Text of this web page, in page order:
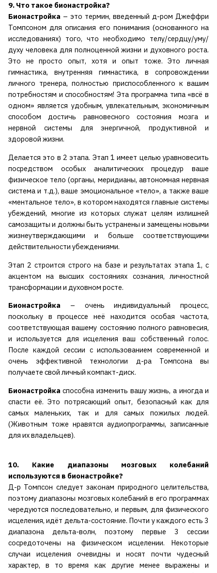
9. Что такое бионастройка?
Бионастройка – это термин, введенный д-ром Джеффри
Томпсоном для описания его понимания (основанного на
исследованиях) того, что необходимо телу/сердцу/уму/
духу человека для полноценной жизни и духовного роста.
Это не просто опыт, хотя и опыт тоже. Это личная
гимнастика, внутренняя гимнастика, в сопровождении
личного тренера, полностью приспособленного к вашим
потребностям и способностям! Эта программа типа «всё в
одном» является удобным, увлекательным, экономичным
способом достичь равновесного состояния мозга и
нервной системы для энергичной, продуктивной и
здоровой жизни.
Делается это в 2 этапа. Этап 1 имеет целью уравновесить
посредством особых аналитических процедур ваше
физическое тело (органы, меридианы, автономная нервная
система и т.д.), ваше эмоциональное «тело», а также ваше
«ментальное тело», в котором находятся главные системы
убеждений, многие из которых служат целям излишней
самозащиты и должны быть устранены и замещены новыми
жизнеутверждающими и больше соответствующими
действительности убеждениями.
Этап 2 строится строго на базе и результатах этапа 1, с
акцентом на высших состояниях сознания, личностной
трансформации и духовном росте.
Бионастройка – очень индивидуальный процесс,
поскольку в процессе неё находится особая частота,
соответствующая вашему состоянию полного равновесия,
и используется для исцеления ваш собственный голос.
После каждой сессии с использованием современной и
очень эффективной технологии д-ра Томпсона вы
получаете свой личный компакт-диск.
Бионастройка способна изменить вашу жизнь, а иногда и
спасти её. Это потрясающий опыт, безопасный как для
самых маленьких, так и для самых пожилых людей.
(Животным тоже нравятся аудиопрограммы, записанные
для их владельцев).
10. Какие диапазоны мозговых колебаний
используются в бионастройке?
Д-р Томпсон следует законам природного целительства,
поэтому диапазоны мозговых колебаний в его программах
чередуются последовательно, и первым, для физического
исцеления, идёт дельта-состояние. Почти у каждого есть 3
диапазона дельта-волн, поэтому первые 3 сессии
сосредоточены на физическом исцелении.
Некоторые
случаи исцеления очевидны и носят почти чудесный
характер, в то время как другие менее выражены и